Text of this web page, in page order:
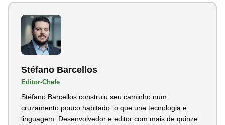
Stéfano Barcellos
Editor-Chefe
Stéfano Barcellos construiu seu caminho num
cruzamento pouco habitado: o que une tecnologia e
linguagem. Desenvolvedor e editor com mais de quinze